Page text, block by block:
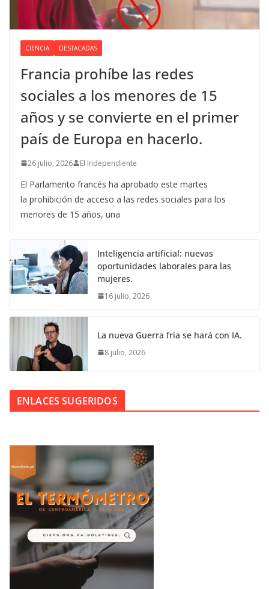
CIENCIA DESTACADAS
Francia prohíbe las redes
sociales a los menores de 15
años y se convierte en el primer
país de Europa en hacerlo.
26 julio, 2026 El Independiente
El Parlamento francés ha aprobado este martes
la prohibición de acceso a las redes sociales para los
menores de 15 años, una
Inteligencia artificial: nuevas
oportunidades laborales para las
mujeres.
16 julio, 2026
La nueva Guerra fría se hará con IA.
8 julio, 2026
ENLACES SUGERIDOS